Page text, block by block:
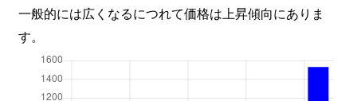
一般的には広くなるにつれて価格は上昇傾向にありま
す。